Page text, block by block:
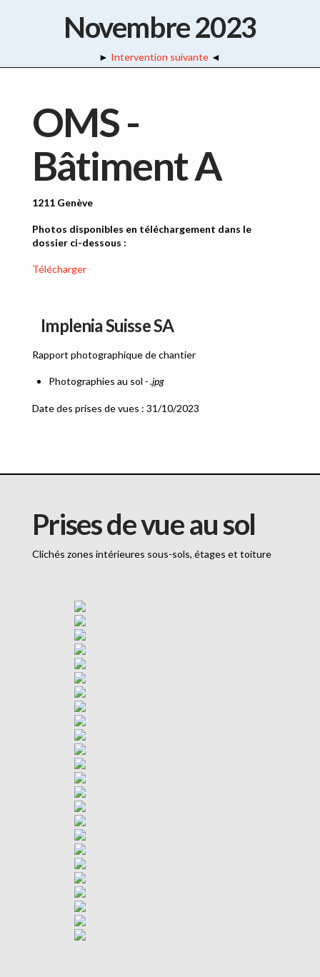
Novembre 2023
► Intervention suivante ◄
OMS -
Bâtiment A
1211 Genève
Photos disponibles en téléchargement dans le
dossier ci-dessous :
Télécharger
Implenia Suisse SA
Rapport photographique de chantier
Photographies au sol - .jpg
Date des prises de vues : 31/10/2023
Prises de vue au sol
Clichés zones intérieures sous-sols, étages et toiture